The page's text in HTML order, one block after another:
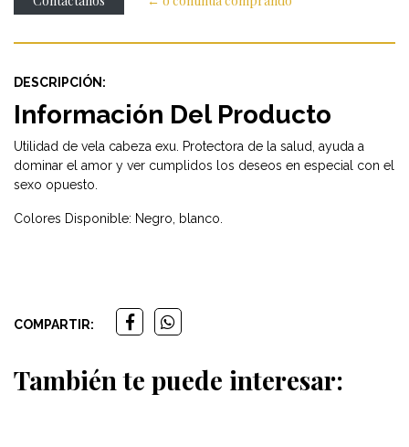
DESCRIPCIÓN:
Información Del Producto
Utilidad de vela cabeza exu. Protectora de la salud, ayuda a
dominar el amor y ver cumplidos los deseos en especial con el
sexo opuesto.
Colores Disponible: Negro, blanco.
COMPARTIR:
También te puede interesar: